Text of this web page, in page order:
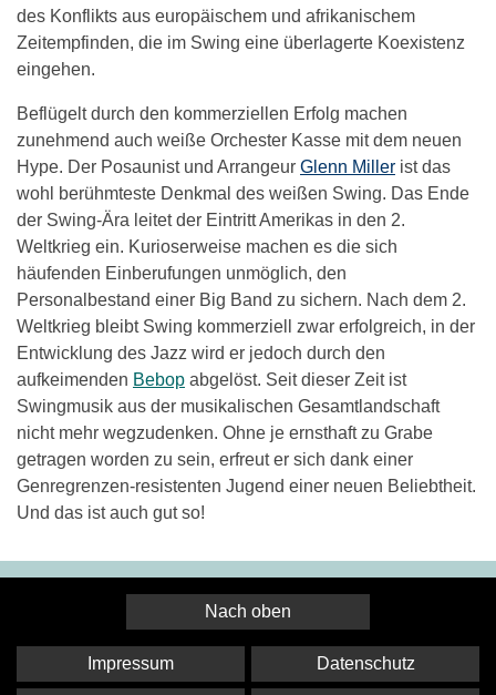
des Konflikts aus europäischem und afrikanischem
Zeitempfinden, die im Swing eine überlagerte Koexistenz
eingehen.
Beflügelt durch den kommerziellen Erfolg machen
zunehmend auch weiße Orchester Kasse mit dem neuen
Hype. Der Posaunist und Arrangeur Glenn Miller ist das
wohl berühmteste Denkmal des weißen Swing. Das Ende
der Swing-Ära leitet der Eintritt Amerikas in den 2.
Weltkrieg ein. Kurioserweise machen es die sich
häufenden Einberufungen unmöglich, den
Personalbestand einer Big Band zu sichern. Nach dem 2.
Weltkrieg bleibt Swing kommerziell zwar erfolgreich, in der
Entwicklung des Jazz wird er jedoch durch den
aufkeimenden Bebop abgelöst. Seit dieser Zeit ist
Swingmusik aus der musikalischen Gesamtlandschaft
nicht mehr wegzudenken. Ohne je ernsthaft zu Grabe
getragen worden zu sein, erfreut er sich dank einer
Genregrenzen-resistenten Jugend einer neuen Beliebtheit.
Und das ist auch gut so!
Nach oben
Impressum Datenschutz